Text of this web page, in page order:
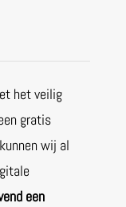
het veilig
gratis
wij al
een